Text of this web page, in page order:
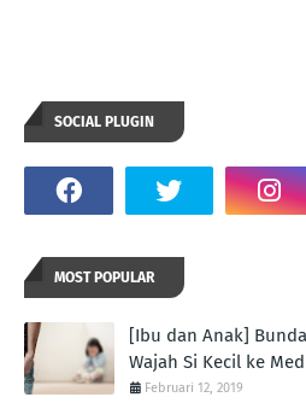
SOCIAL PLUGIN
MOST POPULAR
[Ibu dan Anak]
Wajah Si Kecil ke
Februari 12, 2019